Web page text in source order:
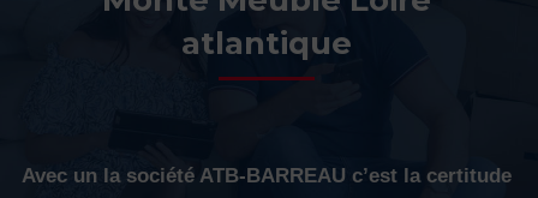
atlantique
Avec un la société ATB-BARREAU c’est la certitude